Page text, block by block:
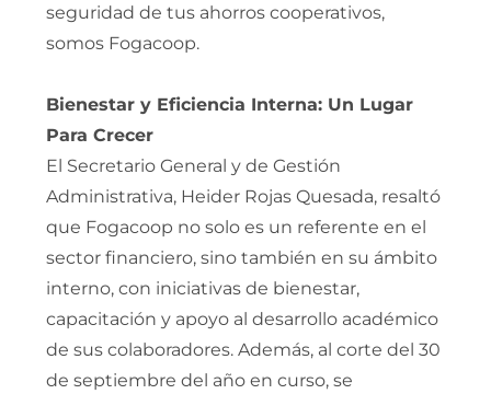
seguridad de tus ahorros cooperativos,
somos Fogacoop.
Bienestar y Eficiencia Interna: Un Lugar
Para Crecer
El Secretario General y de Gestión
Administrativa, Heider Rojas Quesada, resaltó
que Fogacoop no solo es un referente en el
sector financiero, sino también en su ámbito
interno, con iniciativas de bienestar,
capacitación y apoyo al desarrollo académico
de sus colaboradores. Además, al corte del 30
de septiembre del año en curso, se